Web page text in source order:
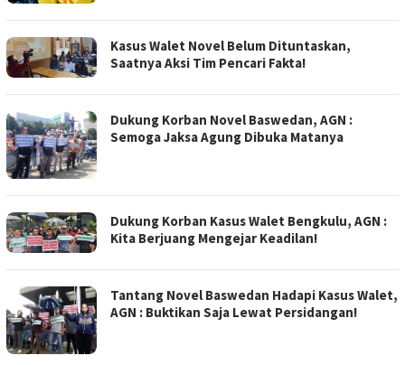
Kasus Walet Novel Belum Dituntaskan,
Saatnya Aksi Tim Pencari Fakta!
Dukung Korban Novel Baswedan, AGN :
Semoga Jaksa Agung Dibuka Matanya
Dukung Korban Kasus Walet Bengkulu, AGN :
Kita Berjuang Mengejar Keadilan!
Tantang Novel Baswedan Hadapi Kasus Walet,
AGN : Buktikan Saja Lewat Persidangan!